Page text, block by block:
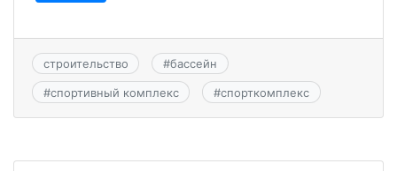
строительство #бассейн
#спортивный комплекс #спорткомплекс